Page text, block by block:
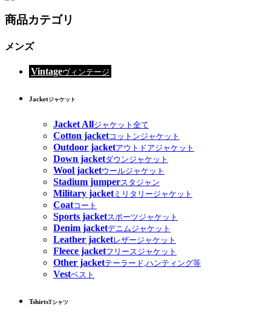
商品カテゴリ
メンズ
Vintageヴィンテージ
Jacketジャケット
Jacket Allジャケット全て
Cotton jacketコットンジャケット
Outdoor jacketアウトドアジャケット
Down jacketダウンジャケット
Wool jacketウールジャケット
Stadium jumperスタジャン
Military jacketミリタリージャケット
Coatコート
Sports jacketスポーツジャケット
Denim jacketデニムジャケット
Leather jacketレザージャケット
Fleece jacketフリースジャケット
Other jacketテーラード,ハンティング等
Vestベスト
TshirtsTシャツ